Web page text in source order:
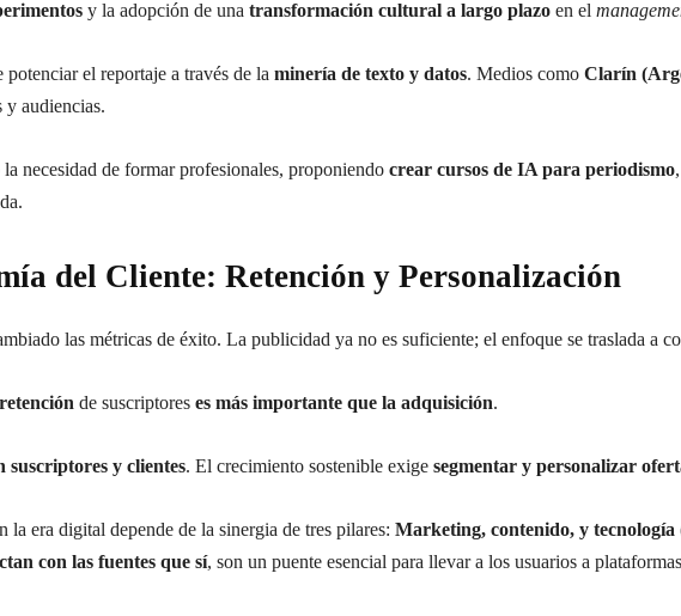
y la adopción de una transformación cultural a largo plazo en el
el reportaje a través de la minería de texto y datos. Medios como Clarín
y audiencias.
la necesidad de formar profesionales, proponiendo crear cursos de IA para periodismo
del Cliente: Retención y Personalización
las métricas de éxito. La publicidad ya no es suficiente; el enfoque se traslada a
retención de suscriptores es más importante que la adquisición.
suscriptores y clientes. El crecimiento sostenible exige segmentar y personalizar
la era digital depende de la sinergia de tres pilares: Marketing, contenido, y tecnología
con las fuentes que sí, son un puente esencial para llevar a los usuarios a